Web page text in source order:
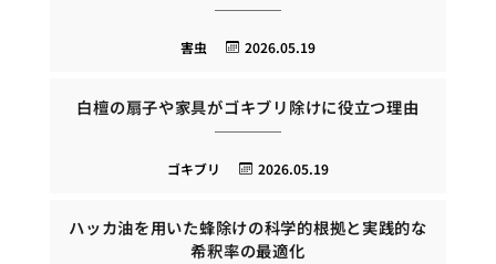
2026.05.19
害虫
白檀の扇子や家具がゴキブリ除けに役立つ理由
2026.05.19
ゴキブリ
ハッカ油を用いた蜂除けの科学的根拠と実践的な
希釈率の最適化